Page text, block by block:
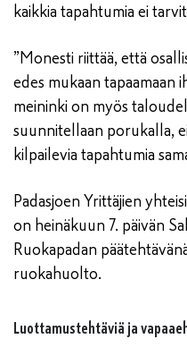
kaikkia tapahtumia ei
”Monesti riittää, että
edes mukaan tapaamaan
meininki on myös
suunnitellaan porukalla,
kilpailevia tapahtumia
Padasjoen Yrittäjien
on heinäkuun 7. päivän
Ruokapadan
ruokahuolto.
Luottamustehtäviä ja